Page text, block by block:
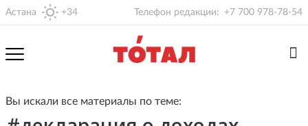
Астана +34 Телефон редакции: +7 700 978-78-54
Вы искали все материалы по теме: